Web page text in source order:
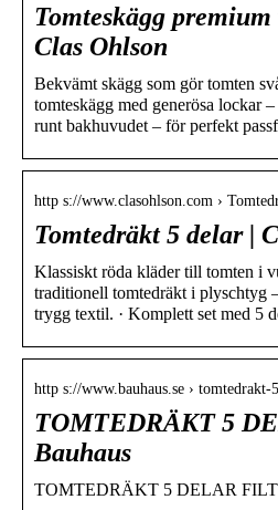
Tomteskägg
Clas Ohlson
Bekvämt skägg som gör tomten
tomteskägg med generösa lockar
runt bakhuvudet – för perfekt
http s://www.clasohlson.com ›
Tomtedräkt 5 delar |
Klassiskt röda kläder till tomten i
traditionell tomtedräkt i plyschtyg
trygg textil. · Komplett set med 5
http s://www.bauhaus.se ›
TOMTEDRÄKT 5
Bauhaus
TOMTEDRÄKT 5 DELAR FILT